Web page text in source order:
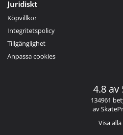
Juridiskt
Köpvillkor
Integritetspolicy
Tillgänglighet
Anpassa cookies
4.8 av
134961
av
Visa alla